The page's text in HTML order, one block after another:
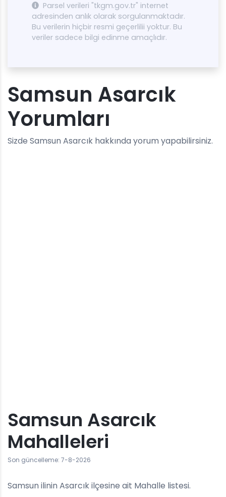
Parsel verileri "tkgm.gov.tr" internet
adresinden anlık olarak sorgulanmaktadır.
Bu verilerin hiçbir resmi geçerlilii yoktur. Bu
veriler sadece bilgi edinme amaçlıdır.
Samsun Asarcık
Yorumları
Sizde Samsun Asarcık hakkında yorum yapabilirsiniz.
Samsun Asarcık
Mahalleleri
Son güncelleme: 7-8-2026
Samsun ilinin Asarcık ilçesine ait Mahalle listesi.